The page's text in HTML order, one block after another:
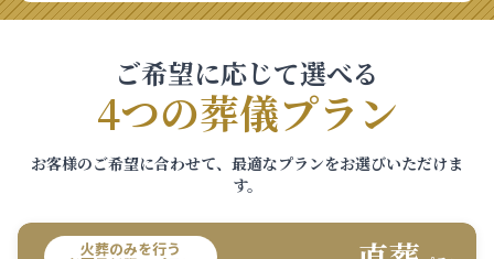
ご希望に応じて選べる
4つの葬儀プラン
お客様のご希望に合わせて、最適なプランをお選びいただけま
す。
火葬のみを行う